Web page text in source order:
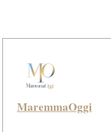
MaremmaOggi